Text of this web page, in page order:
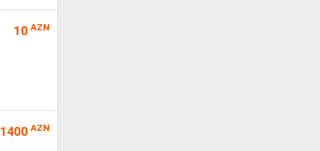
10 AZN
1400 AZN